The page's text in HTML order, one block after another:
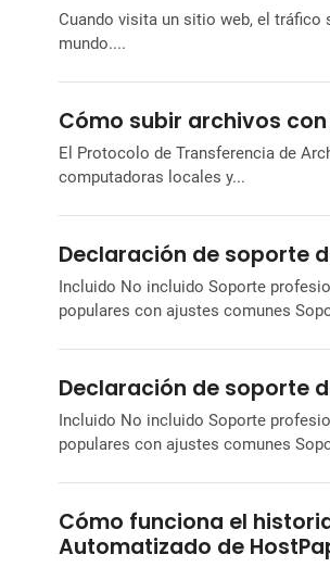
Cuando visita un sitio web, el tráfico
mundo....
Cómo subir archivos con
El Protocolo de Transferencia de
computadoras locales y...
Declaración de soporte
Incluido No incluido Soporte
populares con ajustes comunes
Declaración de soporte
Incluido No incluido Soporte
populares con ajustes comunes
Cómo funciona el
Automatizado de